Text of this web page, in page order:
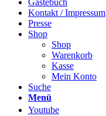
Youtube
Gästebuch
Kontakt / Impressum
Presse
Shop
Shop
Warenkorb
Kasse
Mein Konto
Suche
Menü